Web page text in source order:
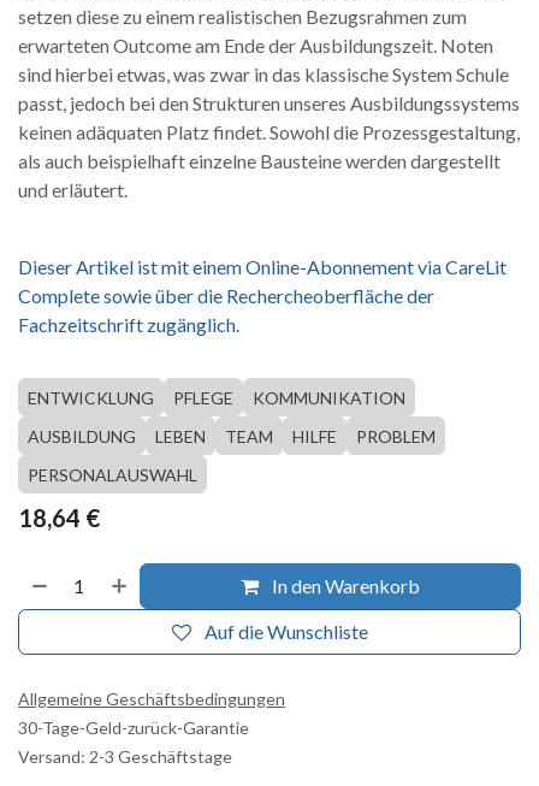
setzen diese zu einem realistischen Bezugsrahmen zum
erwarteten Outcome am Ende der Ausbildungszeit. Noten
sind hierbei etwas, was zwar in das klassische System Schule
passt, jedoch bei den Strukturen unseres Ausbildungssystems
keinen adäquaten Platz findet. Sowohl die Prozessgestaltung,
als auch beispielhaft einzelne Bausteine werden dargestellt
und erläutert.
Dieser Artikel ist mit einem Online-Abonnement via CareLit
Complete sowie über die Rechercheoberfläche der
Fachzeitschrift zugänglich.
ENTWICKLUNG PFLEGE
KOMMUNIKATION
AUSBILDUNG
LEBEN TEAM HILFE
PROBLEM
PERSONALAUSWAHL
18,64 €
In den Warenkorb
Auf die Wunschliste
Allgemeine Geschäftsbedingungen
30-Tage-Geld-zurück-Garantie
Versand: 2-3 Geschäftstage